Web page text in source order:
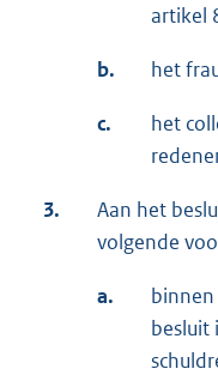
artikel
b. het
c.
het
3.
Aan het
volgende
a.
besluit